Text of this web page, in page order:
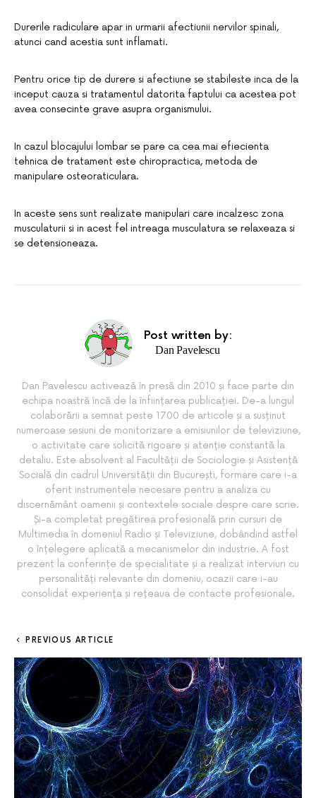
Durerile radiculare apar in urmarii afectiunii nervilor spinali,
atunci cand acestia sunt inflamati.
Pentru orice tip de durere si afectiune se stabileste inca de la
inceput cauza si tratamentul datorita faptului ca acestea pot
avea consecinte grave asupra organismului.
In cazul blocajului lombar se pare ca cea mai efiecienta
tehnica de tratament este chiropractica, metoda de
manipulare osteoraticulara.
In aceste sens sunt realizate manipulari care incalzesc zona
musculaturii si in acest fel intreaga musculatura se relaxeaza si
se detensioneaza.
Post written by:
Dan Pavelescu
Dan Pavelescu activează în presă din 2010 și face parte din
echipa noastră încă de la înființarea publicației. De-a lungul
colaborării a semnat peste 1700 de articole și a susținut
numeroase sesiuni de monitorizare a emisiunilor de televiziune,
o activitate care solicită rigoare și atenție constantă la
detaliu. Este absolvent al Facultății de Sociologie și Asistență
Socială din cadrul Universității din București, formare care i-a
oferit instrumentele necesare pentru a analiza cu
discernământ oamenii și contextele sociale despre care scrie.
Și-a completat pregătirea profesională prin cursuri de
Multimedia în domeniul Radio și Televiziune, dobândind astfel
o înțelegere aplicată a mecanismelor din industrie. A fost
prezent la conferințe de specialitate și a realizat interviuri cu
personalități relevante din domeniu, ocazii care i-au
consolidat experiența și rețeaua de contacte profesionale.
PREVIOUS ARTICLE